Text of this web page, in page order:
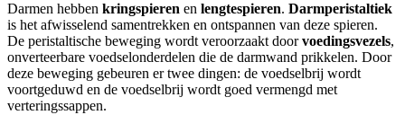
Darmen hebben kringspieren en lengtespieren. Darmperistaltiek
is het afwisselend samentrekken en ontspannen van deze spieren.
De peristaltische beweging wordt veroorzaakt doorvoedingsvezels,
onverteerbare voedselonderdelen die de darmwand prikkelen. Door
deze beweging gebeuren er twee dingen: de voedselbrij wordt
voortgeduwd en de voedselbrij wordt goed vermengd met
verteringssappen.